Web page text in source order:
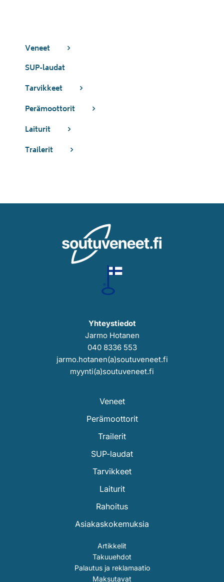
Veneet
SUP-laudat
Tarvikkeet
Perämoottorit
Laiturit
Trailerit
Yhteystiedot
Jarmo Hotanen
040 8336 553
jarmo.hotanen(a)soutuveneet.fi
myynti(a)soutuveneet.fi
Veneet
Perämoottorit
Trailerit
SUP-laudat
Tarvikkeet
Laiturit
Rahoitus
Asiakaskokemuksia
Artikkelit
Takuuehdot
Palautus ja reklamaatio
Maksutavat